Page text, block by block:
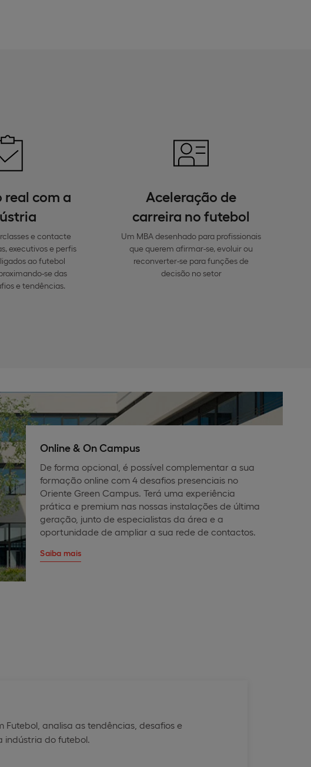
real com a
e contacte
executivos e perfis
ao futebol
se das
e tendências.
Aceleração de
carreira no futebol
Um MBA desenhado para profissionais
que querem afirmar-se, evoluir ou
reconverter-se para funções de
decisão no setor
Online & On Campus
De forma opcional, é possível complementar a sua
formação online com 4 desafios presenciais no
Oriente Green Campus. Terá uma experiência
prática e premium nas nossas instalações de última
geração, junto de especialistas da área e a
oportunidade de ampliar a sua rede de contactos.
Saiba mais
Futebol, analisa as tendências, desafios e
indústria do futebol.